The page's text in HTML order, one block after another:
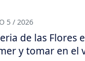
5 / 2026
de las Flores
y tomar en el